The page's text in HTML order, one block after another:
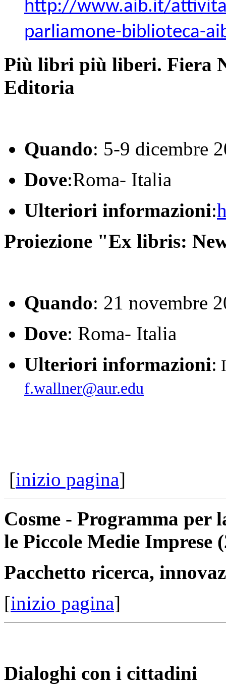
http://www.aib.it/
parliamone-biblioteca-
Più libri più liberi. Fiera
Editoria
Quando: 5-9 dicembre
Dove:Roma- Italia
Ulteriori informazioni:
Proiezione "Ex libris:
Quando: 21 novembre
Dove: Roma- Italia
Ulteriori informazioni:
f.wallner@aur.edu
[inizio pagina]
Cosme - Programma per
le Piccole Medie Imprese
Pacchetto ricerca,
[inizio pagina]
Dialoghi con i cittadini